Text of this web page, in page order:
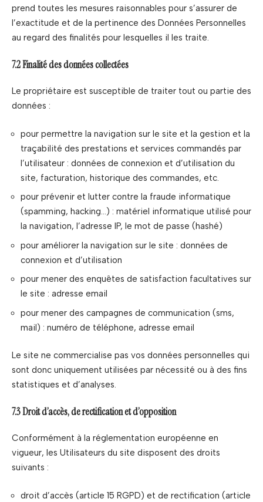
prend toutes les mesures raisonnables pour s’assurer de
l’exactitude et de la pertinence des Données Personnelles
au regard des finalités pour lesquelles il les traite.
7.2 Finalité des données collectées
Le propriétaire est susceptible de traiter tout ou partie des
données :
pour permettre la navigation sur le site et la gestion et la
traçabilité des prestations et services commandés par
l’utilisateur : données de connexion et d’utilisation du
site, facturation, historique des commandes, etc.
pour prévenir et lutter contre la fraude informatique
(spamming, hacking…) : matériel informatique utilisé pour
la navigation, l’adresse IP, le mot de passe (hashé)
pour améliorer la navigation sur le site : données de
connexion et d’utilisation
pour mener des enquêtes de satisfaction facultatives sur
le site : adresse email
pour mener des campagnes de communication (sms,
mail) : numéro de téléphone, adresse email
Le site ne commercialise pas vos données personnelles qui
sont donc uniquement utilisées par nécessité ou à des fins
statistiques et d’analyses.
7.3 Droit d’accès, de rectification et d’opposition
Conformément à la réglementation européenne en
vigueur, les Utilisateurs du site disposent des droits
suivants :
droit d’accès (article 15 RGPD) et de rectification (article